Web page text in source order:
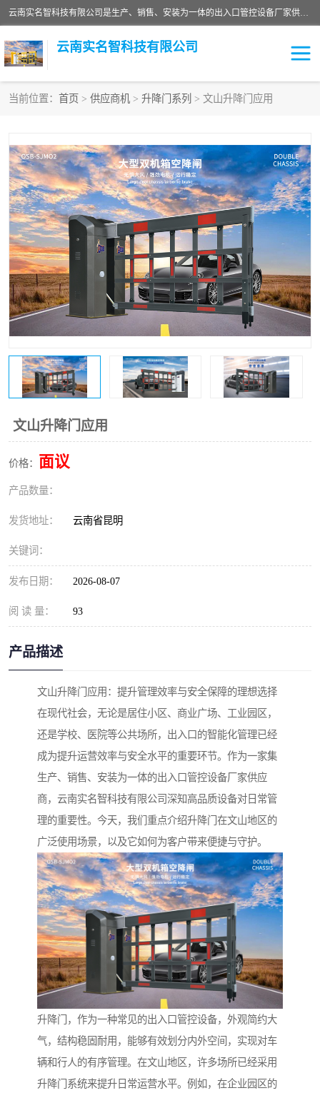
云南实名智科技有限公司是生产、销售、安装为一体的出入口管控设备厂家供应商。主营:电动伸缩门、道闸、广告道闸、重型空降闸、车牌识别、门禁通道、升降柱、岗亭、旗杆等智能设备。主营产品: 电动伸缩门,道闸门禁,车牌识别 生产、销售、安装为一体的出入口管控设备厂家源头供应商。
云南实名智科技有限公司
当前位置： 首页 > 供应商机 > 升降门系列 > 文山升降门应用
文山升降门应用
价格： 面议
产品数量：
发货地址： 云南省昆明
关键词：
发布日期： 2026-08-07
阅 读 量： 93
产品描述
文山升降门应用：提升管理效率与安全保障的理想选择
在现代社会，无论是居住小区、商业广场、工业园区，
还是学校、医院等公共场所，出入口的智能化管理已经
成为提升运营效率与安全水平的重要环节。作为一家集
生产、销售、安装为一体的出入口管控设备厂家供应
商，云南实名智科技有限公司深知高品质设备对日常管
理的重要性。今天，我们重点介绍升降门在文山地区的
广泛使用场景，以及它如何为客户带来便捷与守护。
升降门，作为一种常见的出入口管控设备，外观简约大
气，结构稳固耐用，能够有效划分内外空间，实现对车
辆和行人的有序管理。在文山地区，许多场所已经采用
升降门系统来提升日常运营水平。例如，在企业园区的
广告道闸系列 普通道闸系列
升降门系列 通道闸系列
小门系列 伸缩门